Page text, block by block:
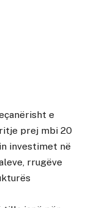
e
prej mbi 20
investimet në
rrugëve